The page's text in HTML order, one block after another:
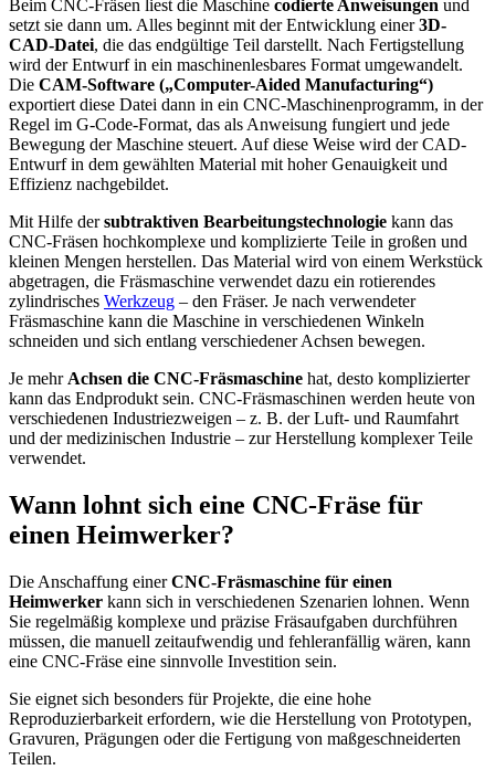
Beim CNC-Fräsen liest die Maschine codierte Anweisungen und
setzt sie dann um. Alles beginnt mit der Entwicklung einer3D-
CAD-Datei, die das endgültige Teil darstellt. Nach Fertigstellung
wird der Entwurf in ein maschinenlesbares Format umgewandelt.
Die CAM-Software („Computer-Aided Manufacturing“)
exportiert diese Datei dann in ein CNC-Maschinenprogramm, in der
Regel im G-Code-Format, das als Anweisung fungiert und jede
Bewegung der Maschine steuert. Auf diese Weise wird der CAD-
Entwurf in dem gewählten Material mit hoher Genauigkeit und
Effizienz nachgebildet.
Mit Hilfe dersubtraktiven Bearbeitungstechnologie kann das
CNC-Fräsen hochkomplexe und komplizierte Teile in großen und
kleinen Mengen herstellen. Das Material wird von einem Werkstück
abgetragen, die Fräsmaschine verwendet dazu ein rotierendes
zylindrisches Werkzeug – den Fräser. Je nach verwendeter
Fräsmaschine kann die Maschine in verschiedenen Winkeln
schneiden und sich entlang verschiedener Achsen bewegen.
Je mehrAchsen die CNC-Fräsmaschine hat, desto komplizierter
kann das Endprodukt sein. CNC-Fräsmaschinen werden heute von
verschiedenen Industriezweigen – z. B. der Luft- und Raumfahrt
und der medizinischen Industrie – zur Herstellung komplexer Teile
verwendet.
Wann lohnt sich eine CNC-Fräse für
einen Heimwerker?
Die Anschaffung einerCNC-Fräsmaschine für einen
Heimwerker kann sich in verschiedenen Szenarien lohnen. Wenn
Sie regelmäßig komplexe und präzise Fräsaufgaben durchführen
müssen, die manuell zeitaufwendig und fehleranfällig wären, kann
eine CNC-Fräse eine sinnvolle Investition sein.
Sie eignet sich besonders für Projekte, die eine hohe
Reproduzierbarkeit erfordern, wie die Herstellung von Prototypen,
Gravuren, Prägungen oder die Fertigung von maßgeschneiderten
Teilen.